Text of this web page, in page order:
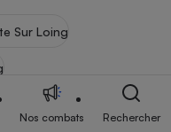
Sur Loing
Nos combats Rechercher